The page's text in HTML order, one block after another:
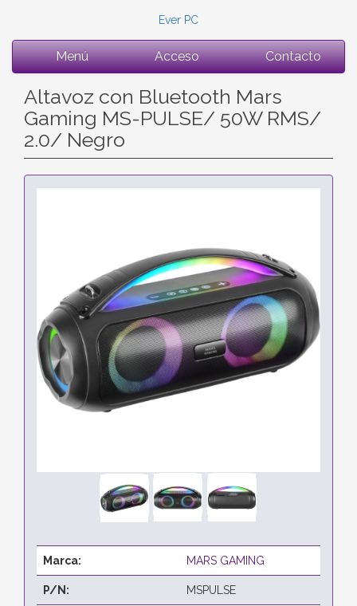
Ever PC
Menú Acceso Contacto
Altavoz con Bluetooth Mars
Gaming MS-PULSE/ 50W RMS/
2.0/ Negro
Marca: MARS GAMING
P/N: MSPULSE